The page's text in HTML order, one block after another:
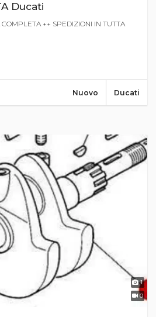
Ducati
COMPLETA ++ SPEDIZIONI IN TUTTA
Ducati
Nuovo
1
0